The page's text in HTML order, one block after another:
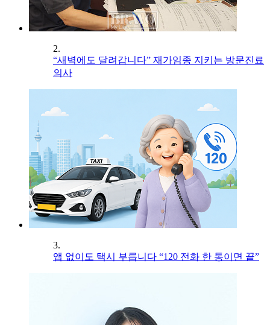
2.
“새벽에도 달려갑니다” 재가임종 지키는 방문진료
의사
3.
앱 없이도 택시 부릅니다 “120 전화 한 통이면 끝”